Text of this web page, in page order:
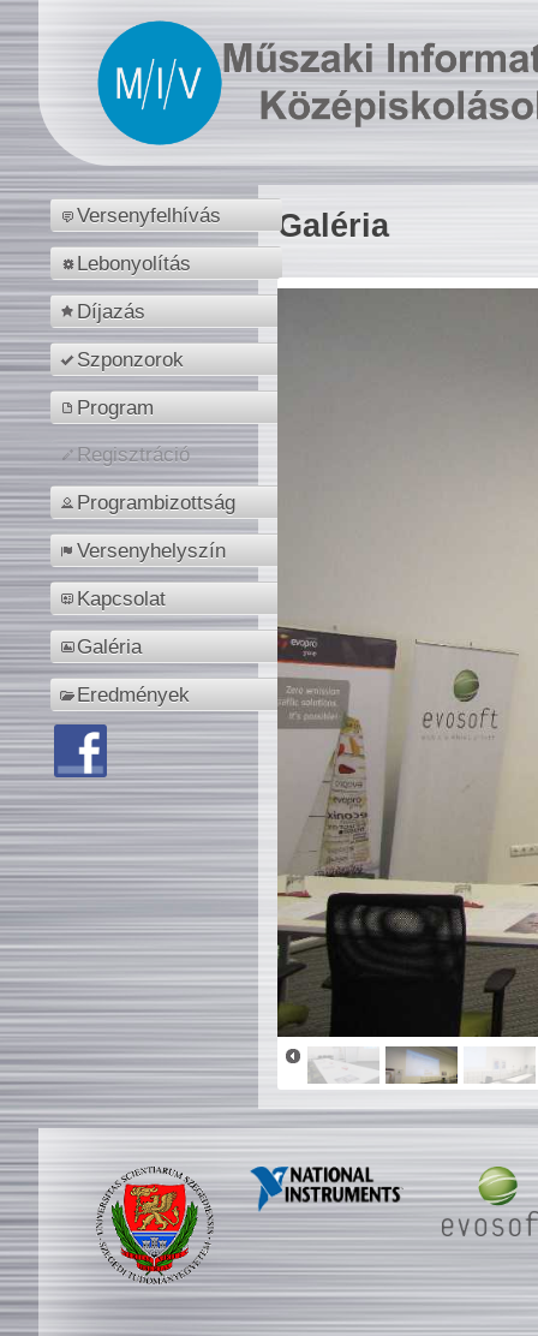
Versenyfelhívás
Lebonyolítás
Díjazás
Szponzorok
Program
Regisztráció
Programbizottság
Versenyhelyszín
Kapcsolat
Galéria
Eredmények
Galéria